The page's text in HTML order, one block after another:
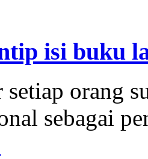
isi buku
orang
sebagai